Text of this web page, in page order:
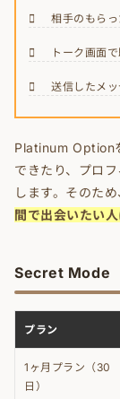
相手のもら
トーク画面
送信したメ
Platinum Option
できたり、プロ
します。そのため
間で出会いたい
Secret Mode
プラン
1ヶ月プラン（30
日）